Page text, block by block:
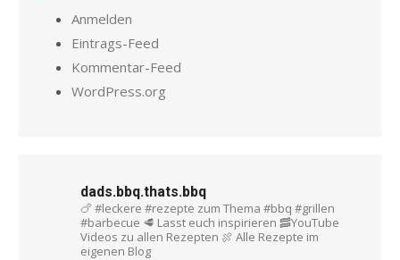
Anmelden
Eintrags-Feed
Kommentar-Feed
WordPress.org
dads.bbq.thats.bbq
🍗 #leckere #rezepte zum Thema #bbq #grillen
#barbecue 🥩 Lasst euch inspirieren 🥓YouTube
Videos zu allen Rezepten 🍖 Alle Rezepte im
eigenen Blog